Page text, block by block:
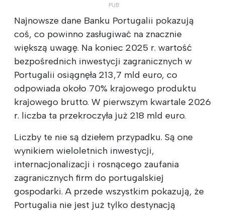
Najnowsze dane Banku Portugalii pokazują
coś, co powinno zasługiwać na znacznie
większą uwagę. Na koniec 2025 r. wartość
bezpośrednich inwestycji zagranicznych w
Portugalii osiągnęła 213,7 mld euro, co
odpowiada około 70% krajowego produktu
krajowego brutto. W pierwszym kwartale 2026
r. liczba ta przekroczyła już 218 mld euro.
Liczby te nie są dziełem przypadku. Są one
wynikiem wieloletnich inwestycji,
internacjonalizacji i rosnącego zaufania
zagranicznych firm do portugalskiej
gospodarki. A przede wszystkim pokazują, że
Portugalia nie jest już tylko destynacją